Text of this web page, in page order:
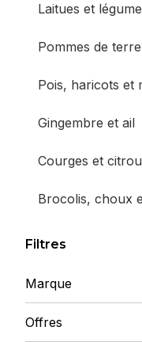
Laitues et
Pommes de
Pois, haricots et
Gingembre et ail
Courges et
Brocolis, choux
Carottes, radis et
Filtres
Marque
Offres